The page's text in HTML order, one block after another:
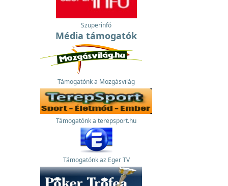
Szuperinfó
Média támogatók
Támogatónk a Mozgásvilág
Támogatónk a terepsport.hu
Támogatónk az Eger TV